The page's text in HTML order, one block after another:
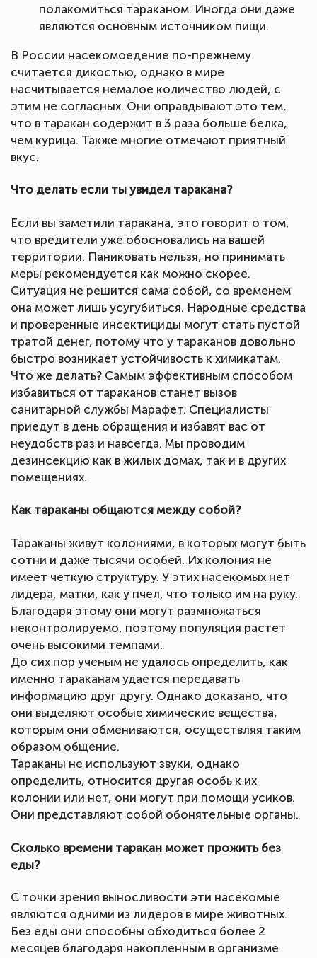
полакомиться тараканом. Иногда они даже
являются основным источником пищи.
В России насекомоедение по-прежнему
считается дикостью, однако в мире
насчитывается немалое количество людей, с
этим не согласных. Они оправдывают это тем,
что в таракан содержит в 3 раза больше белка,
чем курица. Также многие отмечают приятный
вкус.
Что делать если ты увидел таракана?
Если вы заметили таракана, это говорит о том,
что вредители уже обосновались на вашей
территории. Паниковать нельзя, но принимать
меры рекомендуется как можно скорее.
Ситуация не решится сама собой, со временем
она может лишь усугубиться. Народные средства
и проверенные инсектициды могут стать пустой
тратой денег, потому что у тараканов довольно
быстро возникает устойчивость к химикатам.
Что же делать? Самым эффективным способом
избавиться от тараканов станет вызов
санитарной службы Марафет. Специалисты
приедут в день обращения и избавят вас от
неудобств раз и навсегда. Мы проводим
дезинсекцию как в жилых домах, так и в других
помещениях.
Как тараканы общаются между собой?
Тараканы живут колониями, в которых могут быть
сотни и даже тысячи особей. Их колония не
имеет четкую структуру. У этих насекомых нет
лидера, матки, как у пчел, что только им на руку.
Благодаря этому они могут размножаться
неконтролируемо, поэтому популяция растет
очень высокими темпами.
До сих пор ученым не удалось определить, как
именно тараканам удается передавать
информацию друг другу. Однако доказано, что
они выделяют особые химические вещества,
которым они обмениваются, осуществляя таким
образом общение.
Тараканы не используют звуки, однако
определить, относится другая особь к их
колонии или нет, они могут при помощи усиков.
Они представляют собой обонятельные органы.
Сколько времени таракан может прожить без
еды?
С точки зрения выносливости эти насекомые
являются одними из лидеров в мире животных.
Без еды они способны обходиться более 2
месяцев благодаря накопленным в организме